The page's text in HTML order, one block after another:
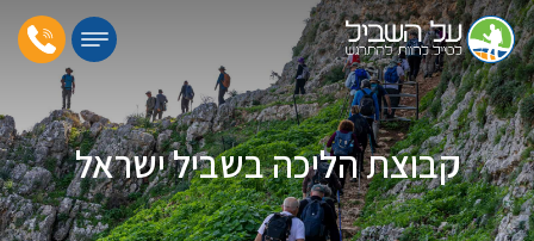
קבוצת הליכה בשביל ישראל